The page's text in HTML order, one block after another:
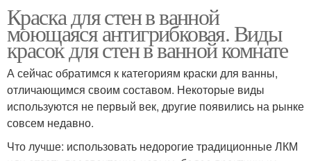
Краска для стен в ванной
моющаяся антигрибковая. Виды
красок для стен в ванной комнате
А сейчас обратимся к категориям краски для ванны,
отличающимся своим составом. Некоторые виды
используются не первый век, другие появились на рынке
совсем недавно.
Что лучше: использовать недорогие традиционные ЛКМ